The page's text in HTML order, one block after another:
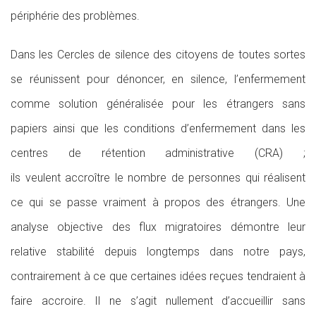
périphérie des problèmes.
Dans les Cercles de silence des citoyens de toutes sortes
se réunissent pour dénoncer, en silence, l’enfermement
comme solution généralisée pour les étrangers sans
papiers ainsi que les conditions d’enfermement dans les
centres de rétention administrative (CRA) ;
ils veulent accroître le nombre de personnes qui réalisent
ce qui se passe vraiment à propos des étrangers. Une
analyse objective des flux migratoires démontre leur
relative stabilité depuis longtemps dans notre pays,
contrairement à ce que certaines idées reçues tendraient à
faire accroire. Il ne s’agit nullement d’accueillir sans